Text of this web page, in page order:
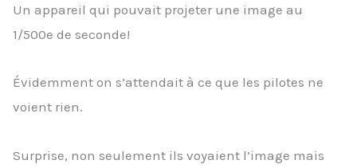
Un appareil qui pouvait projeter une image au
1/500e de seconde!
Évidemment on s’attendait à ce que les pilotes ne
voient rien.
Surprise, non seulement ils voyaient l’image mais